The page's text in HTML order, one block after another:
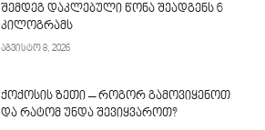
შემდეგ დაკლებული წონა შეადგენს 6
კილოგრამს
აგვისტო 8, 2026
ქოქოსის ზეთი – როგორ გამოვიყენოთ
და რატომ უნდა შევიყვაროთ?